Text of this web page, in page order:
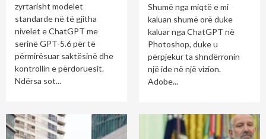
zyrtarisht modelet
standarde në të gjitha
nivelet e ChatGPT me
serinë GPT-5.6 për të
përmirësuar saktësinë dhe
kontrollin e përdoruesit.
Ndërsa sot...
Shumë nga miqtë e mi
kaluan shumë orë duke
kaluar nga ChatGPT në
Photoshop, duke u
përpjekur ta shndërronin
një ide në një vizion.
Adobe...